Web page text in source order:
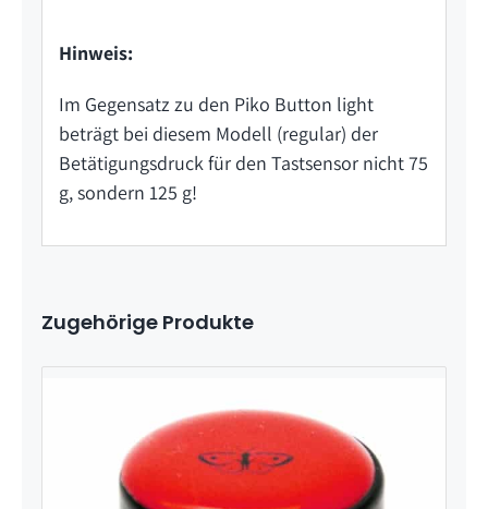
Hinweis:
Im Gegensatz zu den Piko Button light
beträgt bei diesem Modell (regular) der
Betätigungsdruck für den Tastsensor nicht 75
g, sondern 125 g!
Zugehörige Produkte